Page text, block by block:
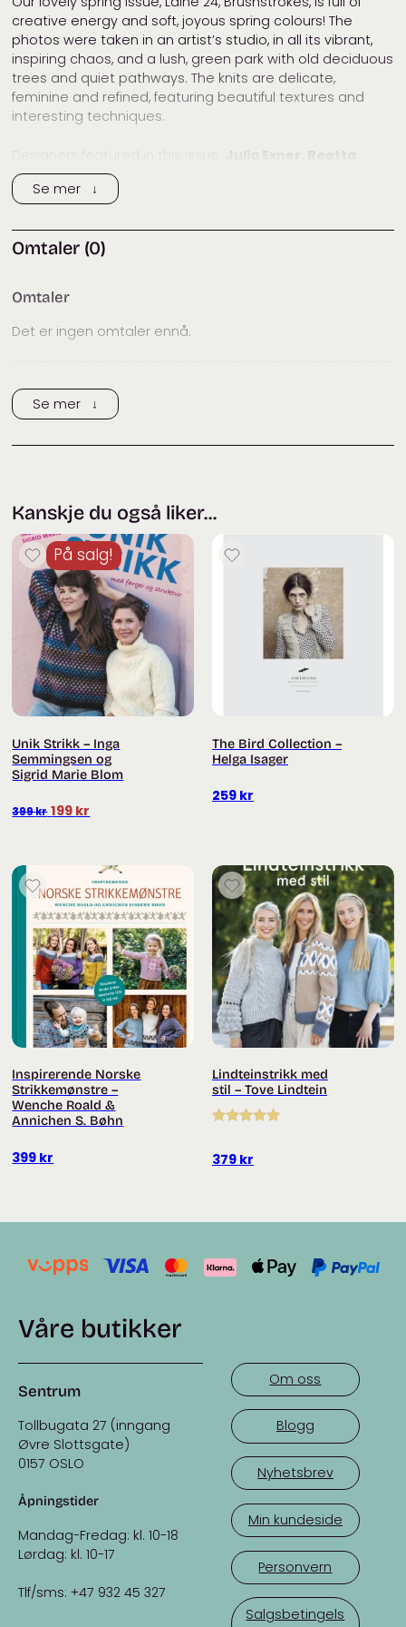
håndarbeidsbøker
Strikkemagasiner
creative energy and soft, joyous spring colours! The
photos were taken in an artist’s studio, in all its vibrant,
inspiring chaos, and a lush, green park with old deciduous
trees and quiet pathways. The knits are delicate,
feminine and refined, featuring beautiful textures and
interesting techniques.
Designers featured in this issue:
Julia Exner, Reetta
Haavisto, Sophie Hemmings, Heidi Kästner, Rebekka
Mauser, Cheryl Mokhtari, Paula Pereira, Sarah
andRui Yamamuro.
Se mer ↓
Omtaler (0)
Omtaler
Det er ingen omtaler ennå.
Trykk her for å legge til en omtale
Se mer ↓
Kanskje du også liker...
På salg!
Unik Strikk – Inga
Semmingsen og
Sigrid Marie Blom
399kr Opprinnelig
199 kr
199 kr.
The Bird Collection –
Helga Isager
259 kr
Inspirerende Norske
Strikkemønstre –
Wenche Roald &
Annichen S. Bøhn
399 kr
Lindteinstrikk med
stil – Tove Lindtein
av 5
379 kr
Våre butikker
Sentrum
Tollbugata 27 (inngang
Øvre Slottsgate)
0157 OSLO
Åpningstider
Mandag-Fredag: kl. 10-18
Lørdag: kl. 10-17
Tlf/sms: +47 932 45 327
Om oss
Blogg
Nyhetsbrev
Min kundeside
Personvern
Salgsbetingels